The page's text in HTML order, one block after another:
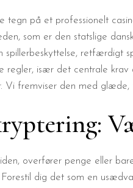
tegn på et professionelt
som er den statslige
spillerbeskyttelse, retfærdigt
regler, især det centrale
Vi fremviser den med
overfører penge eller
dig det som en